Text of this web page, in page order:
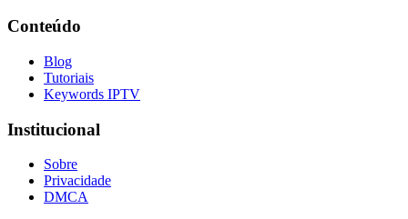
Conteúdo
Blog
Tutoriais
Keywords IPTV
Institucional
Sobre
Privacidade
DMCA